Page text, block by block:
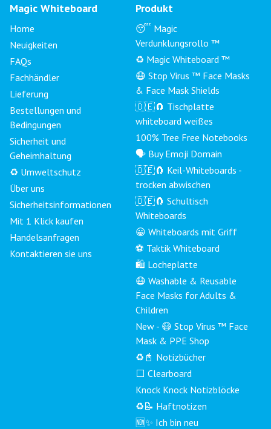
Magic Whiteboard
Home
Neuigkeiten
FAQs
Fachhändler
Lieferung
Bestellungen und
Bedingungen
Sicherheit und
Geheimhaltung
♻️ Umweltschutz
Über uns
Sicherheitsinformationen
Mit 1 Klick kaufen
Handelsanfragen
Kontaktieren sie uns
Produkt
😴 Magic
Verdunklungsrollo ™
♻️ Magic Whiteboard ™
😷 Stop Virus ™ Face Masks
& Face Mask Shields
🇩🇪🧲 Tischplatte
whiteboard weißes
100% Tree Free Notebooks
🗣 Buy Emoji Domain
🇩🇪🧲 Keil-Whiteboards -
trocken abwischen
🇩🇪🧲 Schultisch
Whiteboards
😀 Whiteboards mit Griff
⚽ Taktik Whiteboard
🛍️ Locheplatte
😷 Washable & Reusable
Face Masks for Adults &
Children
New - 😷 Stop Virus ™ Face
Mask & PPE Shop
♻️📓 Notizbücher
⬜ Clearboard
Knock Knock Notizblöcke
♻️📝 Haftnotizen
🆕✨ Ich bin neu